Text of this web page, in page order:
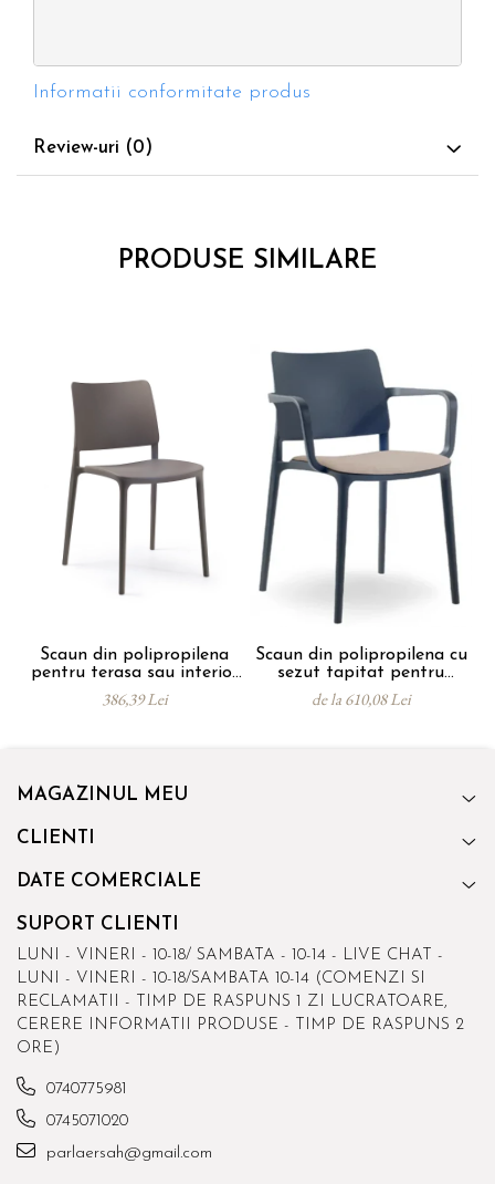
Informatii conformitate produs
Review-uri (0)
PRODUSE SIMILARE
Scaun din polipropilena
pentru terasa sau interior
JOY
386,39 Lei
Scaun din polipropilena cu
sezut tapitat pentru
tesasa sau interior JOY
ARM SOFT
de la 610,08 Lei
MAGAZINUL MEU
CLIENTI
DATE COMERCIALE
SUPORT CLIENTI
LUNI - VINERI - 10-18/ SAMBATA - 10-14 - LIVE CHAT -
LUNI - VINERI - 10-18/SAMBATA 10-14 (COMENZI SI
RECLAMATII - TIMP DE RASPUNS 1 ZI LUCRATOARE,
CERERE INFORMATII PRODUSE - TIMP DE RASPUNS 2
ORE)
0740775981
0745071020
parlaersah@gmail.com